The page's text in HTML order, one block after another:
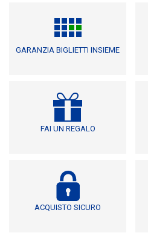
GARANZIA BIGLIETTI INSIEME
FAI UN REGALO
ACQUISTO SICURO